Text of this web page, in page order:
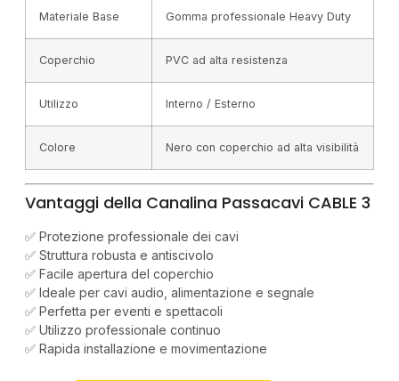
Materiale Base Gomma professionale Heavy Duty
Coperchio PVC ad alta resistenza
Utilizzo Interno / Esterno
Colore Nero con coperchio ad alta visibilità
Vantaggi della Canalina Passacavi CABLE 3
✅ Protezione professionale dei cavi
✅ Struttura robusta e antiscivolo
✅ Facile apertura del coperchio
✅ Ideale per cavi audio, alimentazione e segnale
✅ Perfetta per eventi e spettacoli
✅ Utilizzo professionale continuo
✅ Rapida installazione e movimentazione